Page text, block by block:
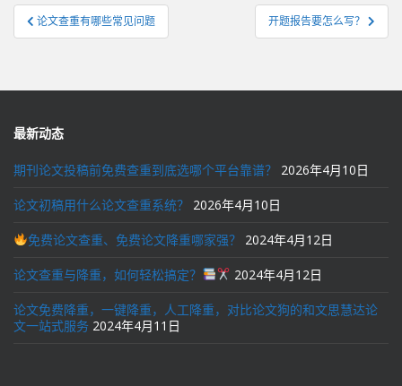
文
章
航
论文查重有哪些常见问题 开题报告要怎么写？
最新动态
期刊论文投稿前免费查重到底选哪个平台靠谱？ 2026年4月10日
论文初稿用什么论文查重系统？ 2026年4月10日
免费论文查重、免费论文降重哪家强？ 2024年4月12日
论文查重与降重，如何轻松搞定？ 2024年4月12日
论文免费降重，一键降重，人工降重，对比论文狗的和文思慧达论
文一站式服务 2024年4月11日